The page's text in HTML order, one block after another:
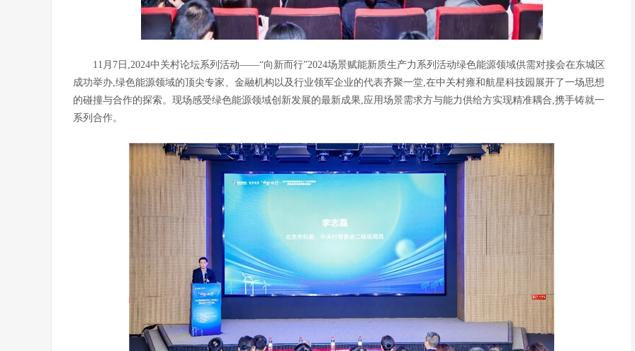
11月7日,2024中关村论坛系列活动——“向新而行”2024场景赋能新质生产力系列活动绿色能源领域供需对接会在东城区
成功举办,绿色能源领域的顶尖专家、金融机构以及行业领军企业的代表齐聚一堂,在中关村雍和航星科技园展开了一场思想
的碰撞与合作的探索。现场感受绿色能源领域创新发展的最新成果,应用场景需求方与能力供给方实现精准耦合,携手铸就一
系列合作。